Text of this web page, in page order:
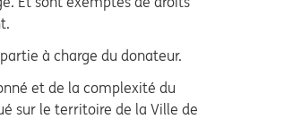
à charge du donateur.
et de la complexité du
sur le territoire de la Ville de